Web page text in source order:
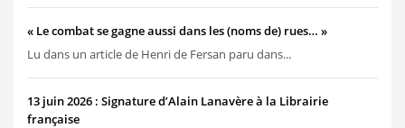
« Le combat se gagne aussi dans les (noms de) rues… »
Lu dans un article de Henri de Fersan paru dans...
13 juin 2026 : Signature d’Alain Lanavère à la Librairie
française